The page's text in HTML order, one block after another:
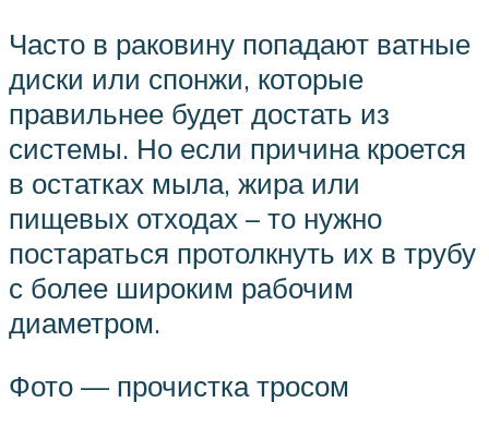
Часто в раковину попадают ватные
диски или спонжи, которые
правильнее будет достать из
системы. Но если причина кроется
в остатках мыла, жира или
пищевых отходах – то нужно
постараться протолкнуть их в трубу
с более широким рабочим
диаметром.
Фото — прочистка тросом